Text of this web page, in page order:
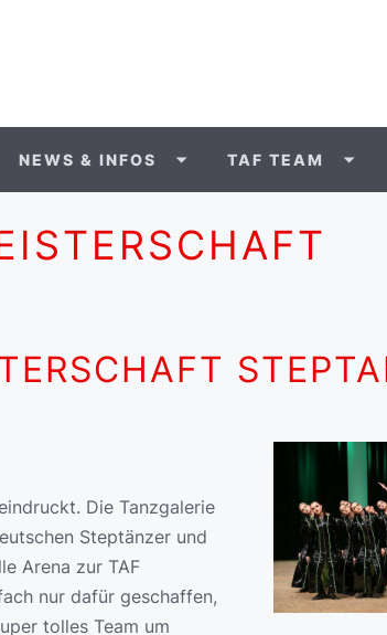
NEWS & INFOS TAF TEAM
Die Tanzgalerie
Steptänzer und
Arena zur TAF
nur dafür geschaffen,
tolles Team um